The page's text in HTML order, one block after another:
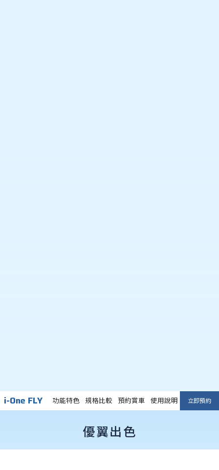
i-One FLY 功能特色 規格比較 預約賞車 使用說明書下載立即預約
優翼出色